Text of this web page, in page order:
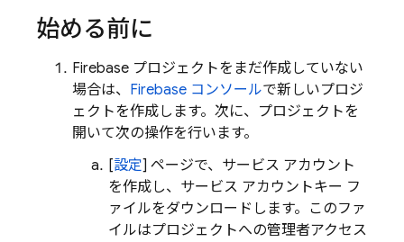
始める前に
Firebase プロジェクトをまだ作成していない
場合は、 Firebase コンソールで新しいプロジ
ェクトを作成します。次に、プロジェクトを
開いて次の操作を行います。
[設定] ページで、サービス アカウント
を作成し、サービス アカウントキー フ
ァイルをダウンロードします。このファ
イルはプロジェクトへの管理者アクセス